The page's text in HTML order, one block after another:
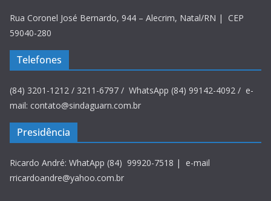
Rua Coronel José Bernardo, 944 – Alecrim, Natal/RN | CEP
59040-280
Telefones
(84) 3201-1212 / 3211-6797 / WhatsApp (84) 99142-4092 / e-
mail: contato@sindaguarn.com.br
Presidência
Ricardo André: WhatApp (84) 99920-7518 | e-mail
rricardoandre@yahoo.com.br